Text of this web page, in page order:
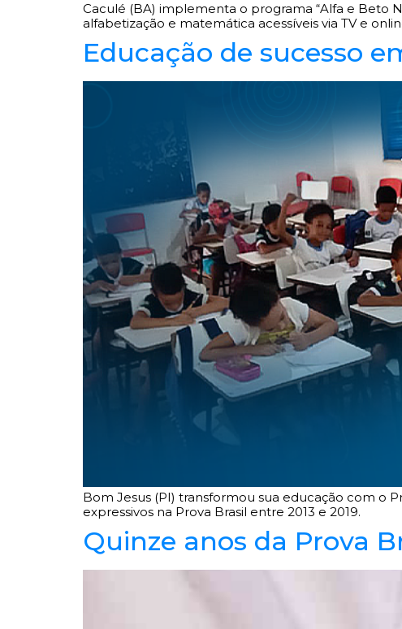
Caculé (BA) implementa o programa “Alfa e Beto
alfabetização e matemática acessíveis via TV e
Educação de sucesso
Bom Jesus (PI) transformou sua educação com o
expressivos na Prova Brasil entre 2013 e 2019.
Quinze anos da Prova